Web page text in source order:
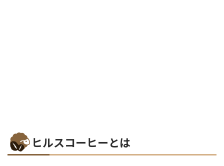
ヒルスコーヒーとは